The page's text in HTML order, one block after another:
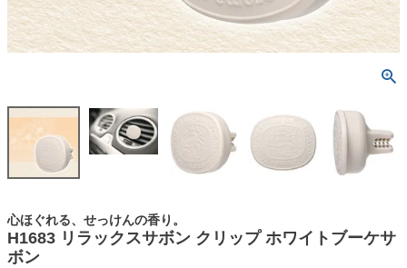
心ほぐれる、せっけんの香り。
H1683 リラックスサボン クリップ ホワイトブーケサ
ボン